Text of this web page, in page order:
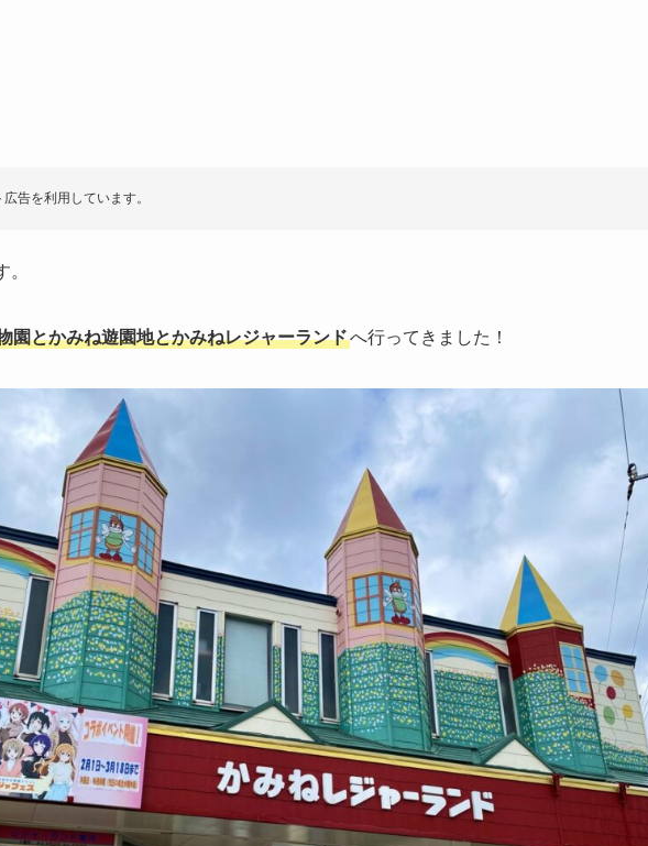
告を利用しています。
園とかみね遊園地とかみねレジャーランドへ行ってきました！